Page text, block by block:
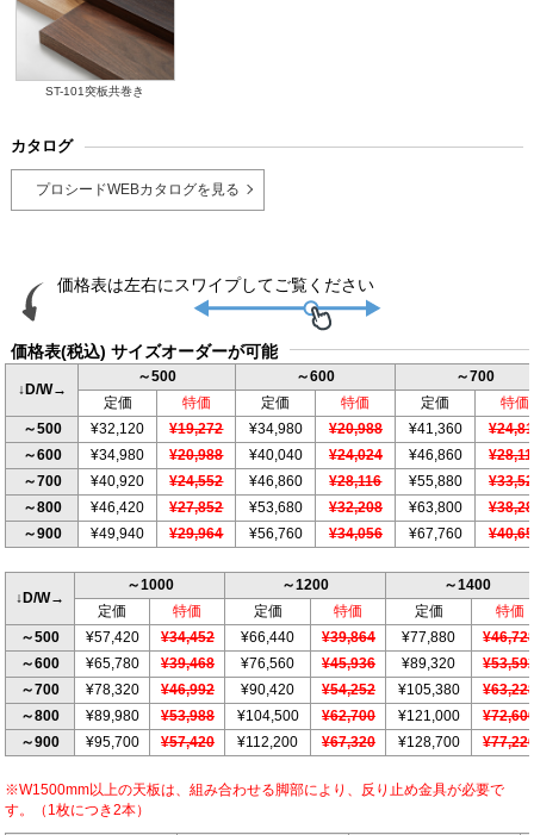
ST-101突板共巻き
カタログ
プロシードWEBカタログを見る
価格表(税込) サイズオーダーが可能
↓D/W→
～500 ～600
～700
定価
特価 定価 特価 定価
特価
～500
¥32,120 ¥19,272 ¥34,980 ¥20,988 ¥41,360
～600
¥34,980 ¥20,988 ¥40,040 ¥24,024 ¥46,860
～700
¥40,920 ¥24,552 ¥46,860 ¥28,116 ¥55,880
～800
¥46,420 ¥27,852 ¥53,680 ¥32,208 ¥63,800
～900
¥49,940 ¥29,964 ¥56,760 ¥34,056 ¥67,760
↓D/W→
～1000 ～1200
～1400
定価
特価 定価 特価 定価
特価
～500
¥57,420 ¥34,452 ¥66,440 ¥39,864 ¥77,880
～600
¥65,780 ¥39,468 ¥76,560 ¥45,936 ¥89,320
～700
¥78,320 ¥46,992 ¥90,420 ¥54,252 ¥105,380
～800
¥89,980 ¥53,988 ¥104,500 ¥62,700 ¥121,000
～900
¥95,700 ¥57,420 ¥112,200 ¥67,320 ¥128,700
※W1500mm以上の天板は、組み合わせる脚部により、反り止め金具が必要で
す。（1枚につき2本）